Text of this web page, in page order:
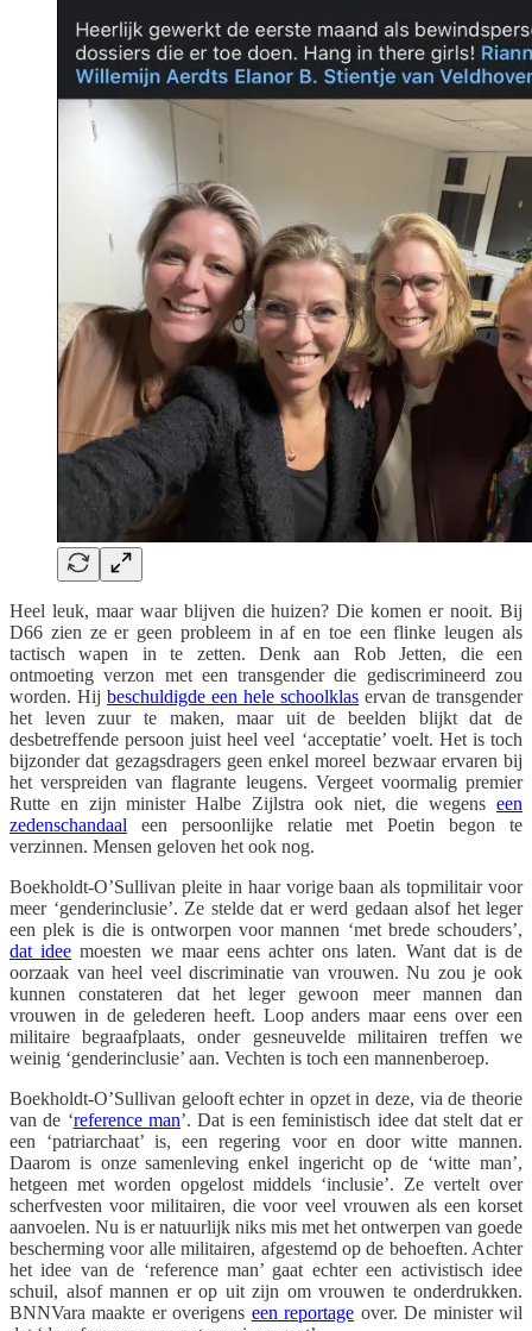
Heel leuk, maar waar blijven die huizen? Die komen er nooit. Bij
D66 zien ze er geen probleem in af en toe een flinke leugen als
tactisch wapen in te zetten. Denk aan Rob Jetten, die een
ontmoeting verzon met een transgender die gediscrimineerd zou
worden. Hij beschuldigde een hele schoolklas ervan de transgender
het leven zuur te maken, maar uit de beelden blijkt dat de
desbetreffende persoon juist heel veel ‘acceptatie’ voelt. Het is toch
bijzonder dat gezagsdragers geen enkel moreel bezwaar ervaren bij
het verspreiden van flagrante leugens. Vergeet voormalig premier
Rutte en zijn minister Halbe Zijlstra ook niet, die wegens een
zedenschandaal een persoonlijke relatie met Poetin begon te
verzinnen. Mensen geloven het ook nog.
Boekholdt-O’Sullivan pleite in haar vorige baan als topmilitair voor
meer ‘genderinclusie’. Ze stelde dat er werd gedaan alsof het leger
een plek is die is ontworpen voor mannen ‘met brede schouders’,
dat idee moesten we maar eens achter ons laten. Want dat is de
oorzaak van heel veel discriminatie van vrouwen. Nu zou je ook
kunnen constateren dat het leger gewoon meer mannen dan
vrouwen in de gelederen heeft. Loop anders maar eens over een
militaire begraafplaats, onder gesneuvelde militairen treffen we
weinig ‘genderinclusie’ aan. Vechten is toch een mannenberoep.
Boekholdt-O’Sullivan gelooft echter in opzet in deze, via de theorie
van de ‘reference man’. Dat is een feministisch idee dat stelt dat er
een ‘patriarchaat’ is, een regering voor en door witte mannen.
Daarom is onze samenleving enkel ingericht op de ‘witte man’,
hetgeen met worden opgelost middels ‘inclusie’. Ze vertelt over
scherfvesten voor militairen, die voor veel vrouwen als een korset
aanvoelen. Nu is er natuurlijk niks mis met het ontwerpen van goede
bescherming voor alle militairen, afgestemd op de behoeften. Achter
het idee van de ‘reference man’ gaat echter een activistisch idee
schuil, alsof mannen er op uit zijn om vrouwen te onderdrukken.
BNNVara maakte er overigens een reportage over. De minister wil